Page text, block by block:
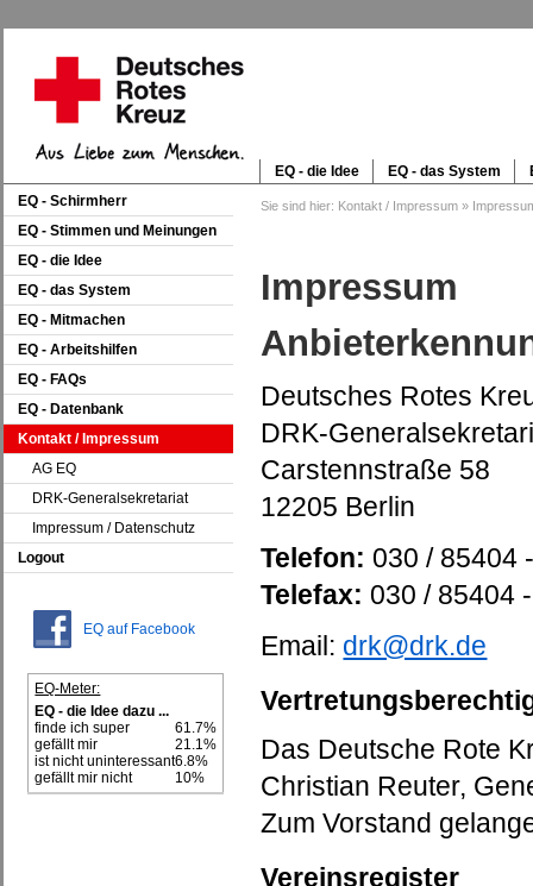
EQ - die Idee EQ - das System
Sie sind hier: Kontakt / Impressum »
EQ - Schirmherr
EQ - Stimmen und Meinungen
EQ - die Idee
EQ - das System
EQ - Mitmachen
EQ - Arbeitshilfen
EQ - FAQs
EQ - Datenbank
Kontakt / Impressum
AG EQ
DRK-Generalsekretariat
Impressum / Datenschutz
Logout
EQ auf Facebook
EQ-Meter:
EQ - die Idee dazu ...
finde ich super
61.7%
gefällt mir
21.1%
ist nicht uninteressant6.8%
gefällt mir nicht
10%
Impressum
Deutsches Rotes
DRK-
Carstennstraße 58
12205 Berlin
Telefon: 030 / 85404
Telefax: 030 / 85404
Email: drk@drk.de
Das Deutsche Rote
Christian Reuter,
Zum Vorstand
Vereinsregister